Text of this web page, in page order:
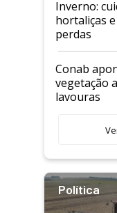
Inverno:
hortaliças
perdas
Conab
vegetação
lavouras
Política